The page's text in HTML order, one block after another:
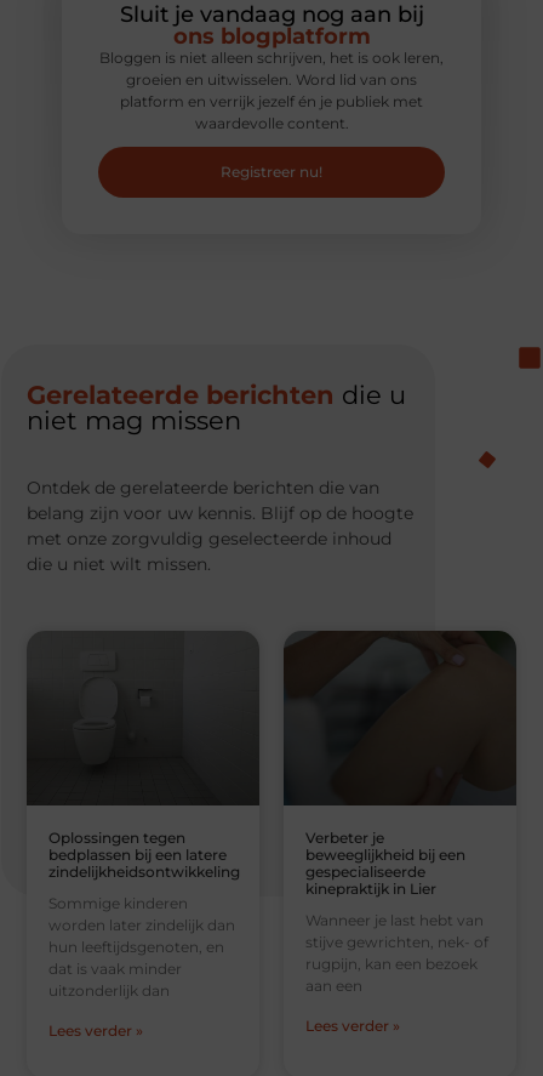
Sluit je vandaag nog aan bij
ons blogplatform
Bloggen is niet alleen schrijven, het is ook leren,
groeien en uitwisselen. Word lid van ons
platform en verrijk jezelf én je publiek met
waardevolle content.
Registreer nu!
Gerelateerde berichten die u
niet mag missen
Ontdek de gerelateerde berichten die van
belang zijn voor uw kennis. Blijf op de hoogte
met onze zorgvuldig geselecteerde inhoud
die u niet wilt missen.
Oplossingen tegen
bedplassen bij een latere
zindelijkheidsontwikkeling
Sommige kinderen
worden later zindelijk dan
hun leeftijdsgenoten, en
dat is vaak minder
uitzonderlijk dan
Lees verder »
Verbeter je
beweeglijkheid bij een
gespecialiseerde
kinepraktijk in Lier
Wanneer je last hebt van
stijve gewrichten, nek- of
rugpijn, kan een bezoek
aan een
Lees verder »